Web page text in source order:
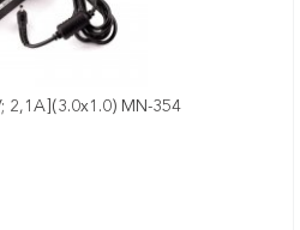
2,1A](3.0x1.0) MN-354